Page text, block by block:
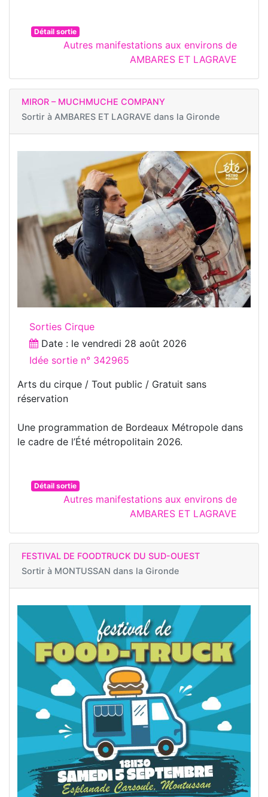
Détail sortie
Autres manifestations aux environs de
AMBARES ET LAGRAVE
MIROR – MUCHMUCHE COMPANY
Sortir à AMBARES ET LAGRAVE dans la Gironde
Sorties Cirque
Date : le vendredi 28 août 2026
Idée sortie n° 342965
Arts du cirque / Tout public / Gratuit sans
réservation
Une programmation de Bordeaux Métropole dans
le cadre de l’Été métropolitain 2026.
Détail sortie
Autres manifestations aux environs de
AMBARES ET LAGRAVE
FESTIVAL DE FOODTRUCK DU SUD-OUEST
Sortir à MONTUSSAN dans la Gironde